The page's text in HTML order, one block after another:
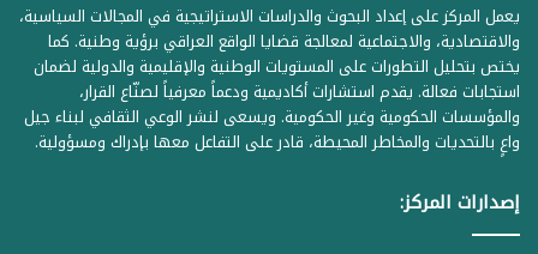
يعمل المركز على إعداد البحوث والدراسات الاستراتيجية في المجالات السياسية،
والاقتصادية، والاجتماعية لمعالجة قضايا الواقع العراقي برؤية وطنية. كما
يختص بتحليل التطورات على المستويات الوطنية والإقليمية والدولية لضمان
استجابات فعالة. يقدم استشارات أكاديمية ودعماً معرفياً لصنّاع القرار،
والمؤسسات الحكومية وغير الحكومية. ويسعى لنشر الوعي الثقافي لبناء جيل
واعٍ بالتحديات والمخاطر المحيطة، قادر على التفاعل معها بإدراك ومسؤولية.
إصدارات المركز: